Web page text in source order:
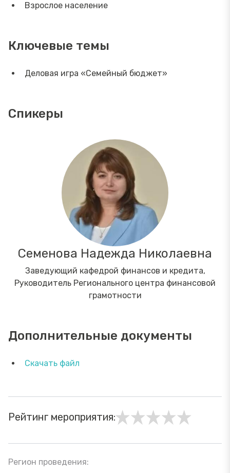
Взрослое население
Ключевые темы
Деловая игра «Семейный бюджет»
Спикеры
Семенова Надежда Николаевна
Заведующий кафедрой финансов и кредита,
Руководитель Регионального центра финансовой
грамотности
Дополнительные документы
Скачать файл
Рейтинг мероприятия:
Регион проведения: